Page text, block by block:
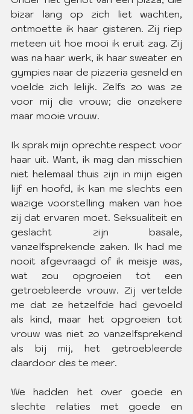
bizar lang op zich liet wachten,
ontmoette ik haar gisteren. Zij riep
meteen uit hoe mooi ik eruit zag. Zij
was na haar werk, ik haar sweater en
gympies naar de pizzeria gesneld en
voelde zich lelijk. Zelfs zo was ze
voor mij die vrouw; die onzekere
maar mooie vrouw.
Ik sprak mijn oprechte respect voor
haar uit. Want, ik mag dan misschien
niet helemaal thuis zijn in mijn eigen
lijf en hoofd, ik kan me slechts een
wazige voorstelling maken van hoe
zij dat ervaren moet. Seksualiteit en
geslacht zijn basale,
vanzelfsprekende zaken. Ik had me
nooit afgevraagd of ik meisje was,
wat zou opgroeien tot een
getroebleerde vrouw. Zij vertelde
me dat ze hetzelfde had gevoeld
als kind, maar het opgroeien tot
vrouw was niet zo vanzelfsprekend
als bij mij, het getroebleerde
daardoor des te meer.
We hadden het over goede en
slechte relaties met goede en